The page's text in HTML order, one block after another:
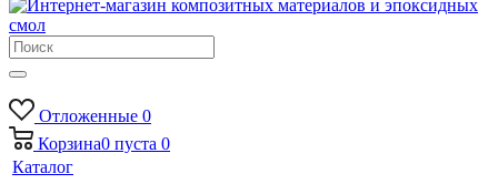
Отложенные 0
Корзина0 пуста 0
Каталог